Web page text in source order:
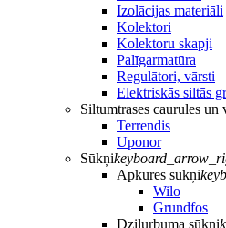
Izolācijas materiāli
Kolektori
Kolektoru skapji
Palīgarmatūra
Regulātori, vārsti
Elektriskās siltās
Siltumtrases caurules un
Terrendis
Uponor
Sūkņi
Apkures sūkņi
Wilo
Grundfos
Dziļurbuma sūkņi